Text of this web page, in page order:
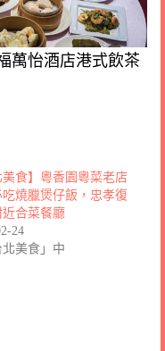
萬怡酒店港式飲茶
美食】粵香園粵菜老店
燒臘煲仔飯，忠孝復
合菜餐廳
24
美食」中